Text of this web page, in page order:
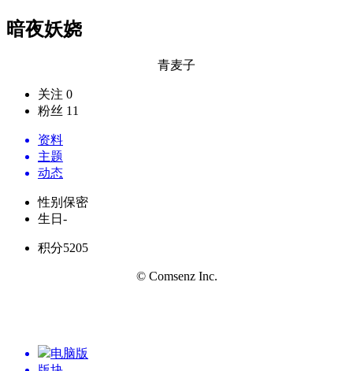
暗夜妖娆
青麦子
关注 0
粉丝 11
资料
主题
动态
性别 保密
生日 -
积分5205
© Comsenz Inc.
电脑版